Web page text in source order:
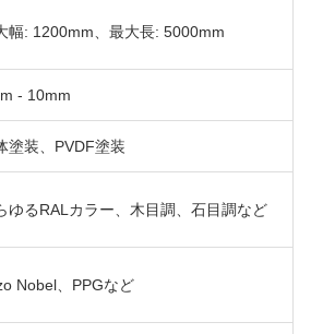
幅: 1200mm、最大長: 5000mm
- 10mm
塗装、PVDF塗装
ゆるRALカラー、木目調、石目調など
Nobel、PPGなど